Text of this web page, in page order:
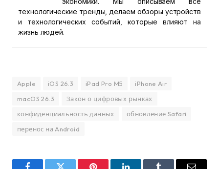
технологические тренды, делаем обзоры устройств
и технологических событий, которые влияют на
жизнь людей.
Apple iOS 26.3 iPad Pro M5
iPhone Air
macOS 26.3
Закон о цифровых рынках
конфиденциальность данных
обновление Safari
перенос на Android